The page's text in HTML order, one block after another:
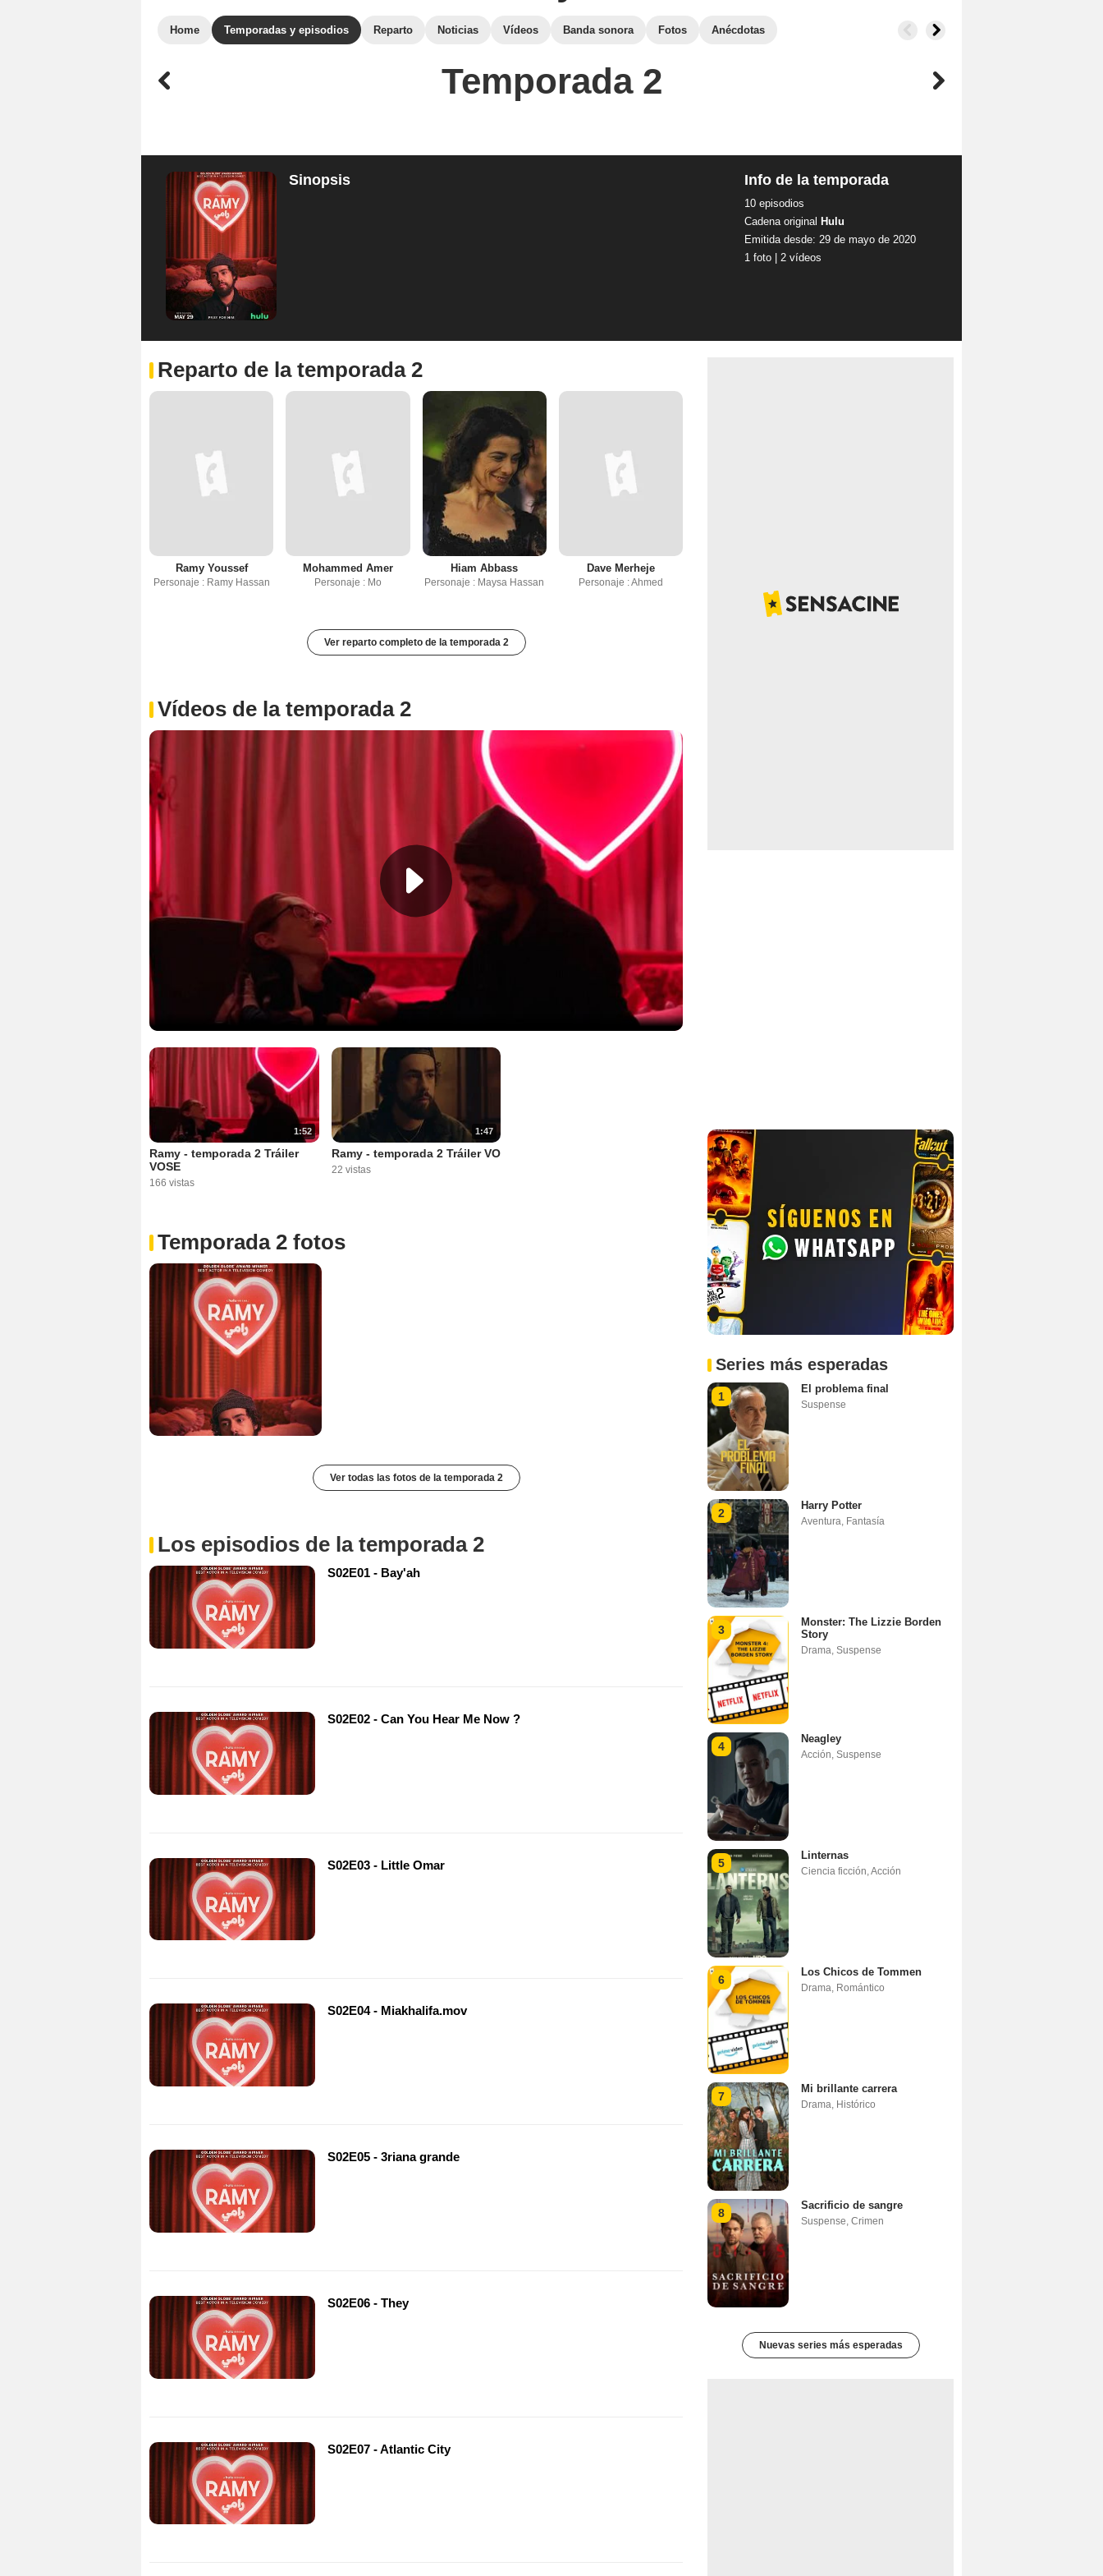
Home Temporadas y episodios Reparto Noticias Vídeos Banda sonora Fotos Anécdotas
Temporada 2
Sinopsis Info de la temporada
10 episodios
Cadena original Hulu
Emitida desde: 29 de mayo de 2020
1 foto| 2 vídeos
Reparto de la temporada 2
Ramy Youssef
Personaje : Ramy Hassan
Mohammed Amer
Personaje : Mo
Hiam Abbass
Personaje : Maysa Hassan
Dave Merheje
Personaje : Ahmed
Ver reparto completo de la temporada 2
Vídeos de la temporada 2
1:52
Ramy - temporada 2 Tráiler
VOSE
166 vistas
1:47
Ramy - temporada 2 Tráiler VO
22 vistas
Temporada 2 fotos
Ver todas las fotos de la temporada 2
Los episodios de la temporada 2
S02E01 - Bay'ah
S02E02 - Can You Hear Me Now ?
S02E03 - Little Omar
S02E04 - Miakhalifa.mov
S02E05 - 3riana grande
S02E06 - They
S02E07 - Atlantic City
Series más esperadas
1
El problema final
Suspense
2
Harry Potter
Aventura Fantasía
3
Monster: The Lizzie Borden
Story
Drama Suspense
4
Neagley
Acción Suspense
5
Linternas
Ciencia ficción Acción
6
Los Chicos de Tommen
Drama Romántico
7
Mi brillante carrera
Drama Histórico
8
Sacrificio de sangre
Suspense Crimen
Nuevas series más esperadas